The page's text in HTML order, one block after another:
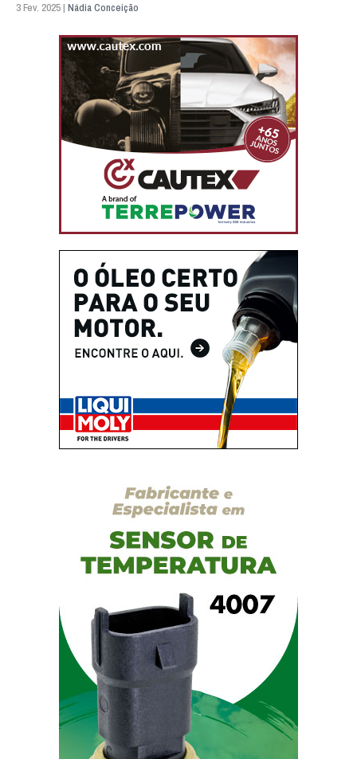
3 Fev. 2025 | Nádia Conceição